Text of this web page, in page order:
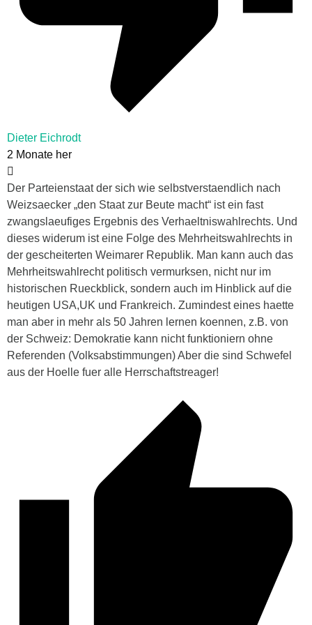
Dieter Eichrodt
2 Monate her
Der Parteienstaat der sich wie selbstverstaendlich nach
Weizsaecker „den Staat zur Beute macht“ ist ein fast
zwangslaeufiges Ergebnis des Verhaeltniswahlrechts. Und
dieses widerum ist eine Folge des Mehrheitswahlrechts in
der gescheiterten Weimarer Republik. Man kann auch das
Mehrheitswahlrecht politisch vermurksen, nicht nur im
historischen Rueckblick, sondern auch im Hinblick auf die
heutigen USA,UK und Frankreich. Zumindest eines haette
man aber in mehr als 50 Jahren lernen koennen, z.B. von
der Schweiz: Demokratie kann nicht funktioniern ohne
Referenden (Volksabstimmungen) Aber die sind Schwefel
aus der Hoelle fuer alle Herrschaftstreager!